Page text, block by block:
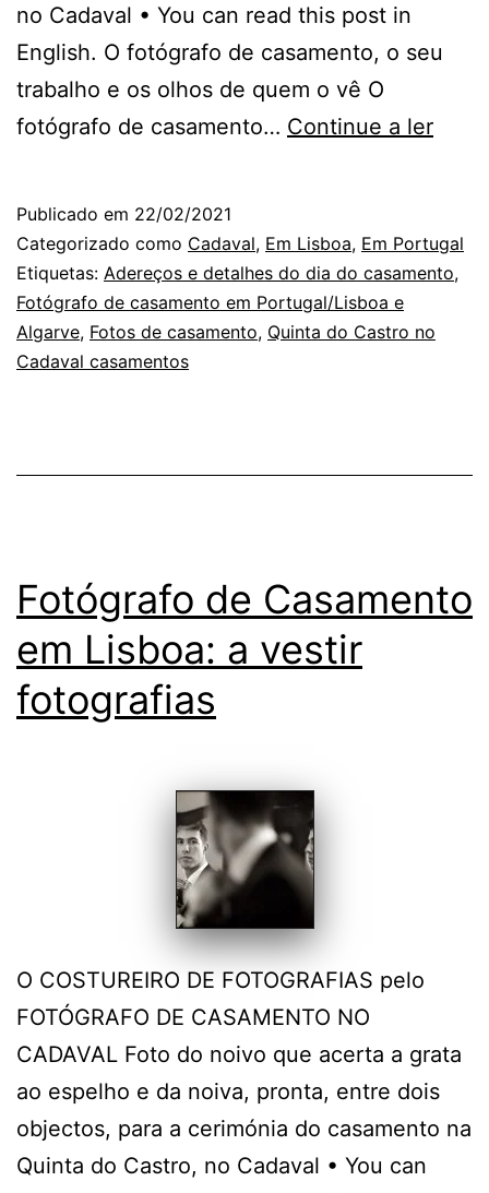
no Cadaval • You can read this post in
English. O fotógrafo de casamento, o seu
trabalho e os olhos de quem o vê O
fotógrafo de casamento… Continue a lerO
as
Publicado em 22/02/2021
Categorizado como Cadaval, Em Lisboa, Em Portugal
Etiquetas: Adereços e detalhes do dia do casamento,
Fotógrafo de casamento em Portugal/Lisboa e
Algarve, Fotos de casamento, Quinta do Castro no
Cadaval casamentos
Fotógrafo de Casamento
em Lisboa: a vestir
fotografias
O COSTUREIRO DE FOTOGRAFIAS pelo
FOTÓGRAFO DE CASAMENTO NO
CADAVAL Foto do noivo que acerta a grata
ao espelho e da noiva, pronta, entre dois
objectos, para a cerimónia do casamento na
Quinta do Castro, no Cadaval • You can